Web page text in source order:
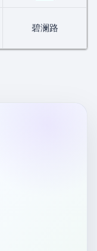
碧澜路